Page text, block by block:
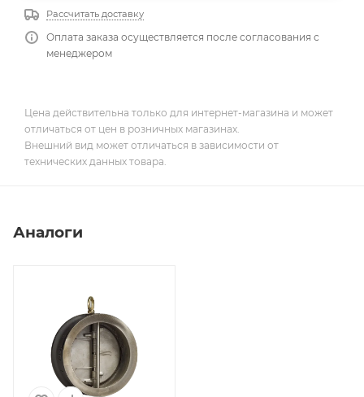
Рассчитать доставку
Оплата заказа осуществляется после согласования с
менеджером
Цена действительна только для интернет-магазина и может
отличаться от цен в розничных магазинах.
Внешний вид может отличаться в зависимости от
технических данных товара.
Аналоги